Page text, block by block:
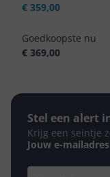
€ 359,00
Goedkoopste nu
€ 369,00
Stel een alert
Krijg een seintje
Jouw e-mailadres